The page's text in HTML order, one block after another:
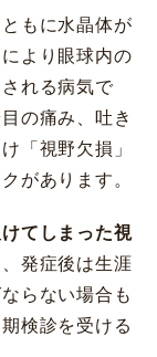
もに水晶体が
より眼球内の
れる病気で
の痛み、吐き
「視野欠損」
があります。
てしまった視
発症後は生涯
らない場合も
検診を受ける
新宿